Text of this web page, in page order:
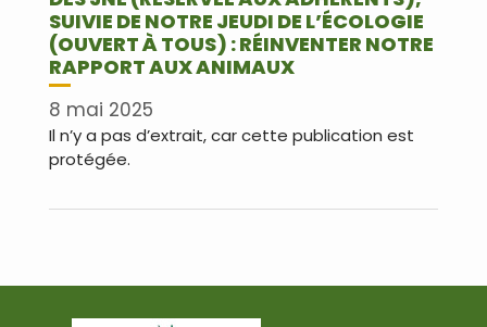
SUIVIE DE NOTRE JEUDI DE L’ÉCOLOGIE
(OUVERT À TOUS) : RÉINVENTER NOTRE
RAPPORT AUX ANIMAUX
8 mai 2025
Il n’y a pas d’extrait, car cette publication est
protégée.